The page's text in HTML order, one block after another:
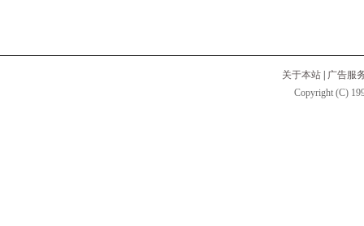
关于本站
广告服
Copyright (C)